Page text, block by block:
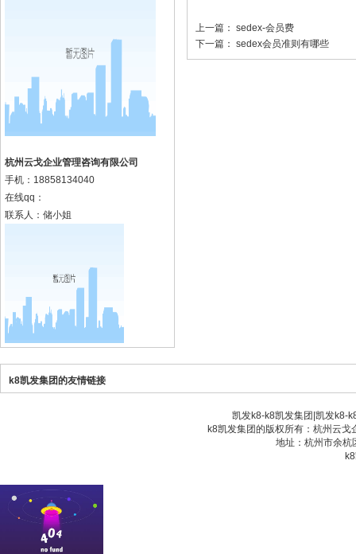
杭州云戈企业管理咨询有限公司
手机： 18858134040
在线qq：
联系人：储小姐
上一篇： sedex-会员费
下一篇： sedex会员准则有哪些
k8凯发集团的友情链接
凯发k8-k8凯发集团 凯发k8-
k8凯发集团的版权所有：杭州云
地址：杭州市余杭